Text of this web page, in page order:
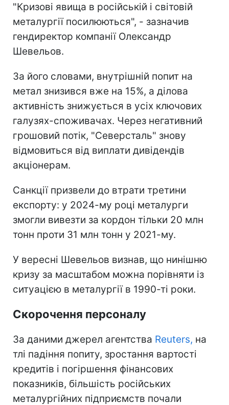
"Кризові явища в російській і світовій
металургії посилюються", - зазначив
гендиректор компанії Олександр
Шевельов.
За його словами, внутрішній попит на
метал знизився вже на 15%, а ділова
активність знижується в усіх ключових
галузях-споживачах. Через негативний
грошовий потік, "Северсталь" знову
відмовиться від виплати дивідендів
акціонерам.
Санкції призвели до втрати третини
експорту: у 2024-му році металурги
змогли вивезти за кордон тільки 20 млн
тонн проти 31 млн тонн у 2021-му.
У вересні Шевельов визнав, що нинішню
кризу за масштабом можна порівняти із
ситуацією в металургії в 1990-ті роки.
Скорочення персоналу
За даними джерел агентства Reuters, на
тлі падіння попиту, зростання вартості
кредитів і погіршення фінансових
показників, більшість російських
металургійних підприємств почали